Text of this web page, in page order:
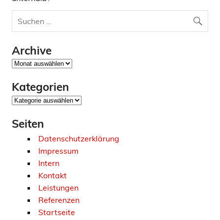
Archive
Archive
Kategorien
Kategorien
Seiten
Datenschutzerklärung
Impressum
Intern
Kontakt
Leistungen
Referenzen
Startseite